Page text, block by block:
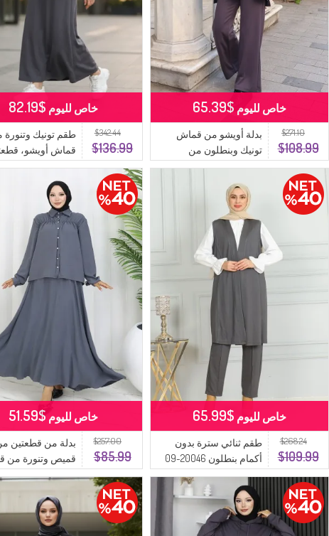
$271.10
$108.99
بدلة أويشو من قماش
تونيك وبنطلون من
قطعتين 2191-01 أنثراسيت
خاص لليوم $65.39
$342.44
$136.99
طقم تونيك وتنورة
قماش أويشو،
0242-01، لون أنثراسيت
خاص لليوم $82.19
$268.24
$109.99
طقم ثنائي سترة بدون
أكمام بنطلون 20046-09
انترسيت
خاص لليوم $65.99
$257.00
$85.99
بدلة من قطعتين
قميص وتنورة من
Aerobin 2082-05
خاص لليوم $51.59